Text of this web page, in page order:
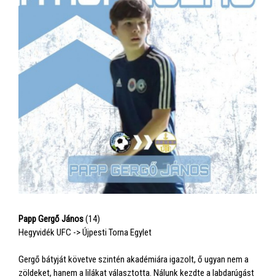
Papp Gergő János(14)
Hegyvidék UFC -> Újpesti Torna Egylet
Gergő bátyját követve szintén akadémiára igazolt, ő ugyan nem a
zöldeket, hanem a lilákat választotta. Nálunk kezdte a labdarúgást